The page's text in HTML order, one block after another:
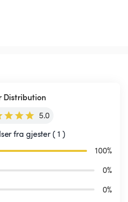
Distribution
5.0
fra gjester ( 1 )
100%
0%
0%